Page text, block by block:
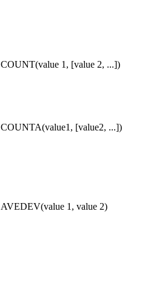
COUNT(value 1, [value 2, ...])
COUNTA(value1, [value2, ...])
AVEDEV(value 1, value 2)